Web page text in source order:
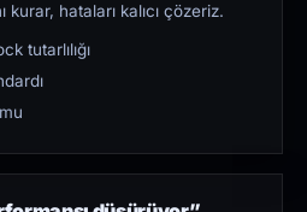
kurar, hataları kalıcı çözeriz.
tutarlılığı